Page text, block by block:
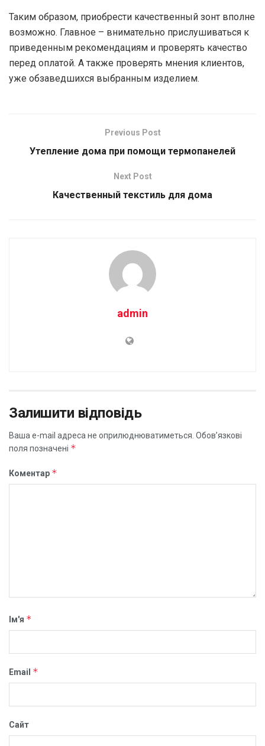
Таким образом, приобрести качественный зонт вполне
возможно. Главное – внимательно прислушиваться к
приведенным рекомендациям и проверять качество
перед оплатой. А также проверять мнения клиентов,
уже обзаведшихся выбранным изделием.
Previous Post
Утепление дома при помощи термопанелей
Next Post
Качественный текстиль для дома
admin
Залишити відповідь
Ваша e-mail адреса не оприлюднюватиметься. Обов’язкові
поля позначені *
Коментар *
Ім'я *
Email *
Сайт